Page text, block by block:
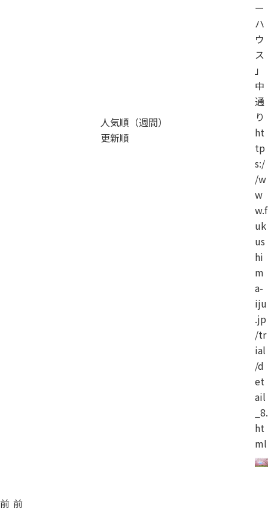
人気順（週間）
更新順
ー
ハ
ウ
ス
」
中
通
り
ht
tp
s:/
/w
w
w.f
uk
us
hi
m
a-
iju
.jp
/tr
ial
/d
et
ail
_8.
ht
ml
前 前